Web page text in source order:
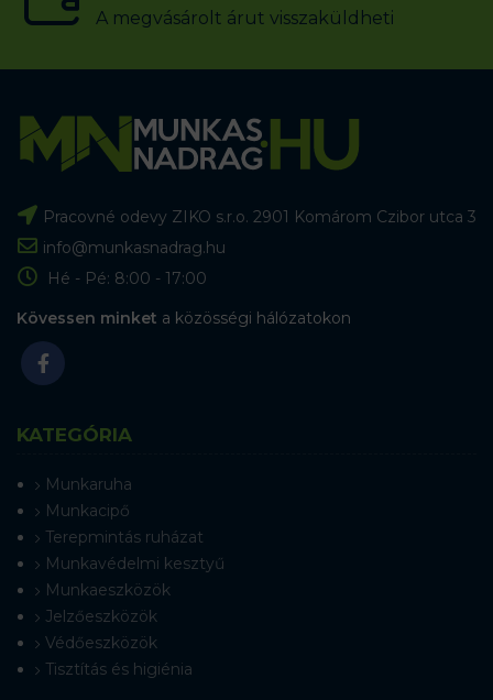
A megvásárolt árut visszaküldheti
Pracovné odevy ZIKO s.r.o. 2901 Komárom Czibor utca 3
info@munkasnadrag.hu
Hé - Pé: 8:00 - 17:00
Kövessen minket a közösségi hálózatokon
KATEGÓRIA
Munkaruha
Munkacipő
Terepmintás ruházat
Munkavédelmi kesztyű
Munkaeszközök
Jelzőeszközök
Védőeszközök
Tisztítás és higiénia